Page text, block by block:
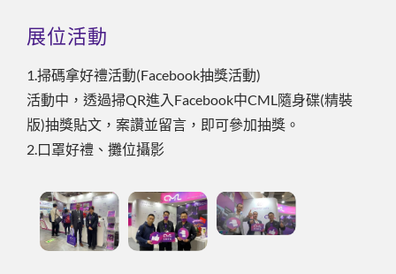
展位活動
1.掃碼拿好禮活動(Facebook抽獎活動)
活動中，透過掃QR進入Facebook中CML隨身碟(精裝
版)抽獎貼文，案讚並留言，即可參加抽獎。
2.口罩好禮、攤位攝影